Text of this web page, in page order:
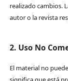
realizado cambios.
autor o la revista
2. Uso No
El material no